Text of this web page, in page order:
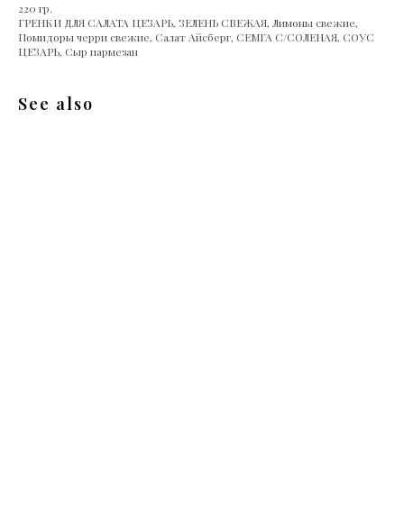
220 гр.
ГРЕНКИ ДЛЯ САЛАТА ЦЕЗАРЬ, ЗЕЛЕНЬ СВЕЖАЯ, Лимоны свежие,
Помидоры черри свежие, Салат Айсберг, СЕМГА С/СОЛЕНАЯ, СОУС
ЦЕЗАРЬ, Сыр пармезан
See also